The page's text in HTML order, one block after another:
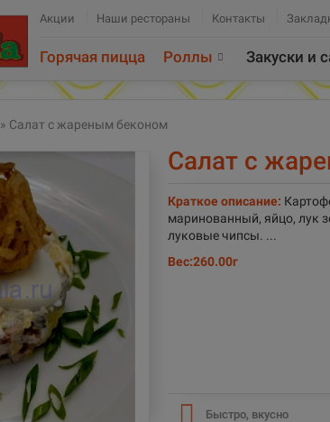
Акции Наши рестораны Контакты
Горячая пицца Роллы Закуски и
» Салат с жареным беконом
Салат с
Краткое описание:
маринованный, яйцо, лук
луковые чипсы. ...
Вес:260.00г
Быстро, вкусно